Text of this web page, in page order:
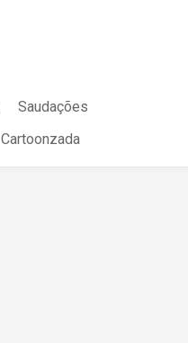
Saudações
Cartoonzada